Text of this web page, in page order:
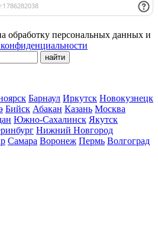
обработку персональных данных и
Барнаул Иркутск Новокузнецк
Бийск Абакан Казань Москва
Южно-Сахалинск Якутск
Нижний Новгород
Самара Воронеж Пермь Волгоград